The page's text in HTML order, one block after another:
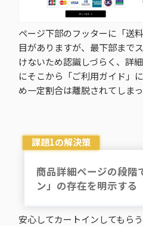
ページ下部のフッターに「送
目がありますが、最下部まで
けないため認識しづらく、詳
にそこから「ご利用ガイド」
め一定割合は離脱されてしま
課題1の解決策
商品詳細ページの段階
ン」の存在を明示する
安心してカートインしてもら